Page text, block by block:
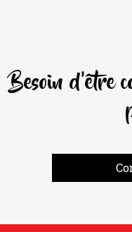
Besoin d'être